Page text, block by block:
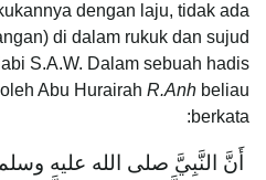
dengan laju, tidak ada
di dalam rukuk dan sujud
S.A.W. Dalam sebuah hadis
Abu Hurairah R.Anh beliau
berkata:
أَنَّ النَّبِيَّ صلى الله عليه